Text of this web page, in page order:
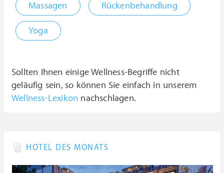
Massagen Rückenbehandlung
Yoga
Sollten Ihnen einige Wellness-Begriffe nicht
geläufig sein, so können Sie einfach in unserem
Wellness-Lexikon nachschlagen.
HOTEL DES MONATS